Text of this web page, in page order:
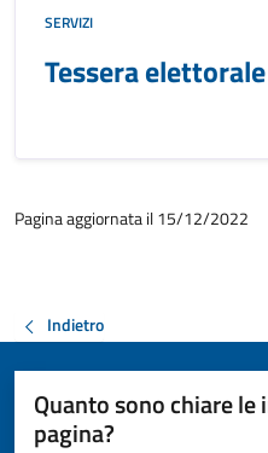
SERVIZI
Tessera elettorale
Pagina aggiornata il 15/12/2022
Indietro
Quanto sono chiare
pagina?